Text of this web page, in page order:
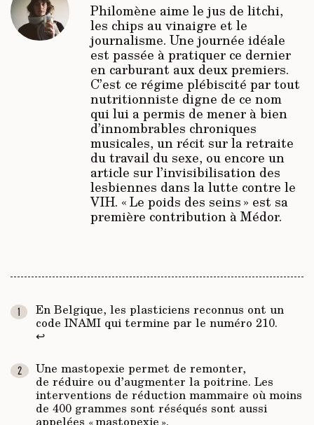
Philomène aime le jus de litchi,
les chips au vinaigre et le
journalisme. Une journée idéale
est passée à pratiquer ce dernier
en carburant aux deux premiers.
C’est ce régime plébiscité par tout
nutritionniste digne de ce nom
qui lui a permis de mener à bien
d’innombrables chroniques
musicales, un récit sur la retraite
du travail du sexe, ou encore un
article sur l’invisibilisation des
lesbiennes dans la lutte contre le
VIH. « Le poids des seins » est sa
première contribution à Médor.
En Belgique, les plasticiens reconnus ont un
code INAMI qui termine par le numéro 210.
↩
Une mastopexie permet de remonter,
de réduire ou d’augmenter la poitrine. Les
interventions de réduction mammaire où moins
de 400 grammes sont réséqués sont aussi
appelées « mastopexie ».